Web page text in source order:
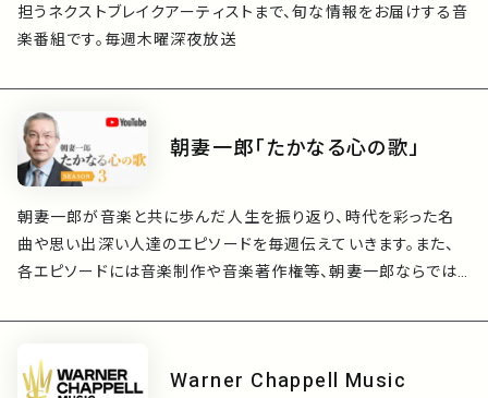
担うネクストブレイクアーティストまで、旬な情報をお届けする音
楽番組です。毎週木曜深夜放送
朝妻一郎「たかなる心の歌」
朝妻一郎が音楽と共に歩んだ人生を振り返り、時代を彩った名
曲や思い出深い人達のエピソードを毎週伝えていきます。また、
各エピソードには音楽制作や音楽著作権等、朝妻一郎ならでは
思い出の一片に今なお残っている名曲に新しい魅力を発見して
いただけると幸いです。
Warner Chappell Music